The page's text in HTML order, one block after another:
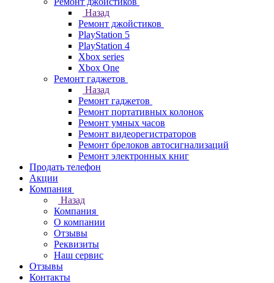
Назад
Ремонт джойстиков
PlayStation 5
PlayStation 4
Xbox series
Xbox One
Ремонт гаджетов
Назад
Ремонт гаджетов
Ремонт портативных колонок
Ремонт умных часов
Ремонт видеорегистраторов
Ремонт брелоков автосигнализаций
Ремонт электронных книг
Продать телефон
Акции
Компания
Назад
Компания
О компании
Отзывы
Реквизиты
Наш сервис
Отзывы
Контакты